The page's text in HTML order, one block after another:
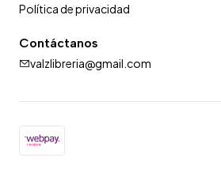
Política de privacidad
Contáctanos
valzlibreria@gmail.com